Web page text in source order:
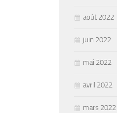
août 2022
juin 2022
mai 2022
avril 2022
mars 2022